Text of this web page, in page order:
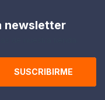
newsletter
SUSCRIBIRME